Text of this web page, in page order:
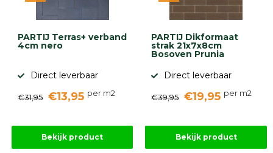
betonelementen
Overig
Kunstgras
Compleet
(informatie)
Onlinebestrating.nl
PARTIJ Terras+ verband
4cm nero
Direct leverbaar
€31,95 €13,95 per m2
Bekijk product
PARTIJ Dikformaat
strak 21x7x8cm
Bosoven Prunia
Direct leverbaar
€39,95 €19,95 per m2
Bekijk product